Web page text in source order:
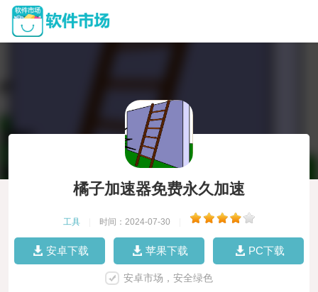
橘子加速器免费永久加速
工具 时间：2024-07-30
安卓下载 苹果下载 PC下载
安卓市场，安全绿色